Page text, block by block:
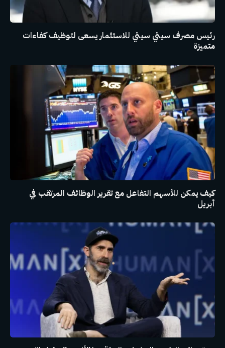
رئيس مصرف سيتي سيتي للاستثمار يسعى لتوظيف كفاءات
متميزة
كيف يمكن للأسهم التفاعل مع تقرير الوظائف المرتقب في
أبريل